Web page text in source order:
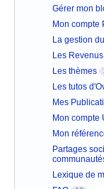
Gérer mon
Mon compte
La gestion
Les
Les thèmes
Les tutos
Mes
Mon compte
Mon
Partages
Lexique de